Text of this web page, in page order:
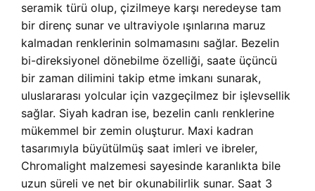
seramik türü olup, çizilmeye karşı neredeyse tam
bir direnç sunar ve ultraviyole ışınlarına maruz
kalmadan renklerinin solmamasını sağlar. Bezelin
bi-direksiyonel dönebilme özelliği, saate üçüncü
bir zaman dilimini takip etme imkanı sunarak,
uluslararası yolcular için vazgeçilmez bir işlevsellik
sağlar. Siyah kadran ise, bezelin canlı renklerine
mükemmel bir zemin oluşturur. Maxi kadran
tasarımıyla büyütülmüş saat imleri ve ibreler,
Chromalight malzemesi sayesinde karanlıkta bile
uzun süreli ve net bir okunabilirlik sunar. Saat 3